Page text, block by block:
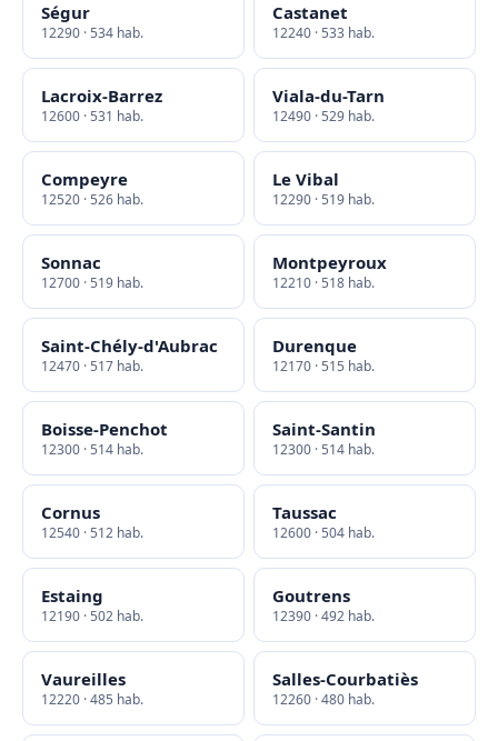
Ségur
12290 · 534 hab.
Castanet
12240 · 533 hab.
Lacroix-Barrez
12600 · 531 hab.
Viala-du-Tarn
12490 · 529 hab.
Compeyre
12520 · 526 hab.
Le Vibal
12290 · 519 hab.
Sonnac
12700 · 519 hab.
Montpeyroux
12210 · 518 hab.
Saint-Chély-d'Aubrac
12470 · 517 hab.
Durenque
12170 · 515 hab.
Boisse-Penchot
12300 · 514 hab.
Saint-Santin
12300 · 514 hab.
Cornus
12540 · 512 hab.
Taussac
12600 · 504 hab.
Estaing
12190 · 502 hab.
Goutrens
12390 · 492 hab.
Vaureilles
12220 · 485 hab.
Salles-Courbatiès
12260 · 480 hab.